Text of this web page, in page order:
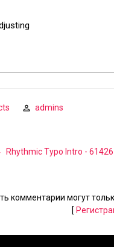
admins
Rhythmic Typo Intro -
комментарии могут
[